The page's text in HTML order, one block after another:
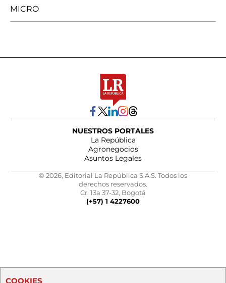
MICRO
NUESTROS PORTALES
La República
Agronegocios
Asuntos Legales
© 2026, Editorial La República S.A.S. Todos los
derechos reservados.
Cr. 13a 37-32, Bogotá
(+57) 1 4227600
COOKIES